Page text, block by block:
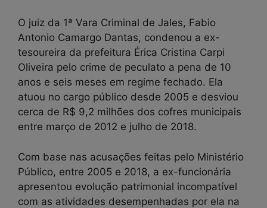
O juiz da 1ª Vara Criminal de Jales, Fabio
Antonio Camargo Dantas, condenou a ex-
tesoureira da prefeitura Érica Cristina Carpi
Oliveira pelo crime de peculato a pena de 10
anos e seis meses em regime fechado. Ela
atuou no cargo público desde 2005 e desviou
cerca de R$ 9,2 milhões dos cofres municipais
entre março de 2012 e julho de 2018.
Com base nas acusações feitas pelo Ministério
Público, entre 2005 e 2018, a ex-funcionária
apresentou evolução patrimonial incompatível
com as atividades desempenhadas por ela na